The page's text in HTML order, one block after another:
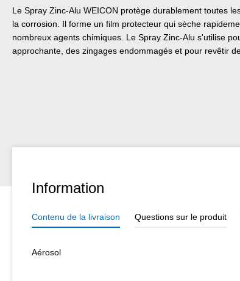
Le Spray Zinc-Alu WEICON protège durablement toutes
la corrosion. Il forme un film protecteur qui sèche
nombreux agents chimiques. Le Spray Zinc-Alu s'utilise
approchante, des zingages endommagés et pour revêtir
Information
Contenu de la livraison Questions sur le produit
Aérosol